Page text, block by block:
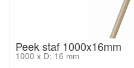
Peek staf 1000x16mm
1000 x D: 16 mm